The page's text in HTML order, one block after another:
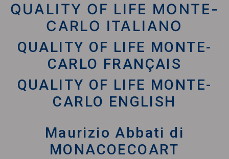
QUALITY OF LIFE MONTE-
CARLO ITALIANO
QUALITY OF LIFE MONTE-
CARLO FRANÇAIS
QUALITY OF LIFE MONTE-
CARLO ENGLISH
Maurizio Abbati di
MONACOECOART